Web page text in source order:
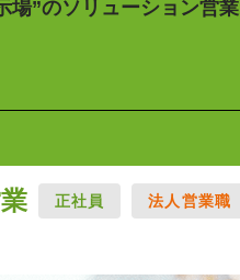
場”のソリューション営業
正社員 法人営業職